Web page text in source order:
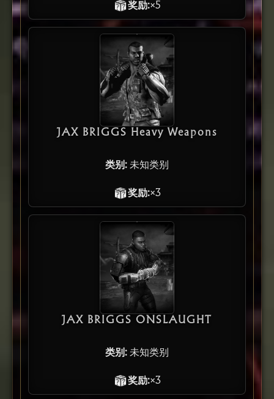
奖励:×5
JAX BRIGGS Heavy Weapons
类别: 未知类别
奖励:×3
JAX BRIGGS ONSLAUGHT
类别: 未知类别
奖励:×3